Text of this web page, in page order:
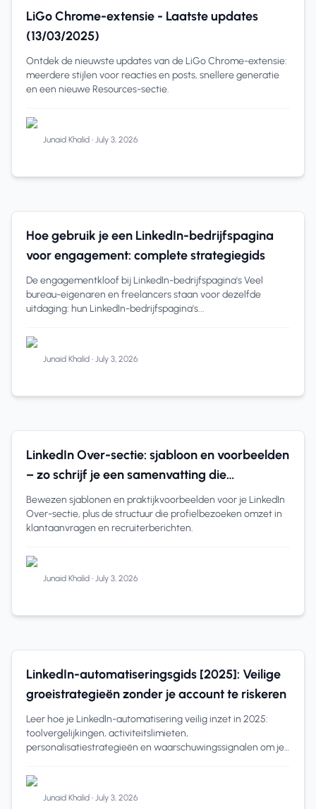
LiGo Chrome-extensie
LiGo Chrome-extensie - Laatste updates
(13/03/2025)
Ontdek de nieuwste updates van de LiGo Chrome-extensie:
meerdere stijlen voor reacties en posts, snellere generatie
en een nieuwe Resources-sectie.
Junaid Khalid • July 3, 2026
LinkedIn Tips 9 min read
Hoe gebruik je een LinkedIn-bedrijfspagina
voor engagement: complete strategiegids
De engagementkloof bij LinkedIn-bedrijfspagina's Veel
bureau-eigenaren en freelancers staan voor dezelfde
uitdaging: hun LinkedIn-bedrijfspagina's...
Junaid Khalid • July 3, 2026
LinkedIn Tips 12 min read
LinkedIn Over-sectie: sjabloon en voorbeelden
– zo schrijf je een samenvatting die
converteert
Bewezen sjablonen en praktijkvoorbeelden voor je LinkedIn
Over-sectie, plus de structuur die profielbezoeken omzet in
klantaanvragen en recruiterberichten.
Junaid Khalid • July 3, 2026
LinkedIn Tips 9 min read
LinkedIn-automatiseringsgids [2025]: Veilige
groeistrategieën zonder je account te riskeren
Leer hoe je LinkedIn-automatisering veilig inzet in 2025:
toolvergelijkingen, activiteitslimieten,
personalisatiestrategieën en waarschuwingssignalen om je
Junaid Khalid • July 3, 2026